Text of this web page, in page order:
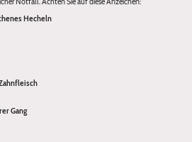
Hecheln
Gang